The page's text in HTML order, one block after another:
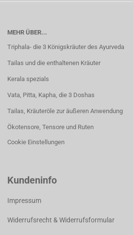
MEHR ÜBER...
Triphala- die 3 Königskräuter des Ayurveda
Tailas und die enthaltenen Kräuter
Kerala spezials
Vata, Pitta, Kapha, die 3 Doshas
Tailas, Kräuteröle zur äußeren Anwendung
Ökotensore, Tensore und Ruten
Cookie Einstellungen
Kundeninfo
Impressum
Widerrufsrecht & Widerrufsformular